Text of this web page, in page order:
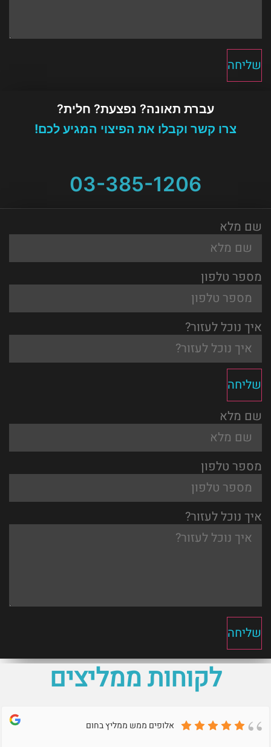
שליחה
עברת תאונה? נפצעת? חלית?
צרו קשר וקבלו את הפיצוי המגיע לכם!
03-385-1206
שם מלא
מספר טלפון
איך נוכל לעזור?
שליחה
שם מלא
מספר טלפון
איך נוכל לעזור?
שליחה
לקוחות ממליצים
אלופים ממש ממליץ בחום